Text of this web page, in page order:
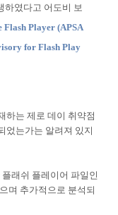
하였다고 어도비 보
Player (APSA
for Flash Play
하는 제로 데이 취약점
었는가는 알려져 있지
래쉬 플레이어 파일인
며 추가적으로 분석되